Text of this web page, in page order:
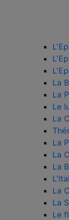
La
La
Le
La
La
La
La
La
La
Le